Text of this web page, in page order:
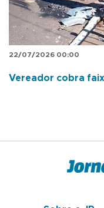
22/07/2026 00:00
Vereador cobra